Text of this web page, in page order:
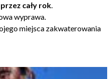
cały rok.
wyprawa.
miejsca zakwaterowania